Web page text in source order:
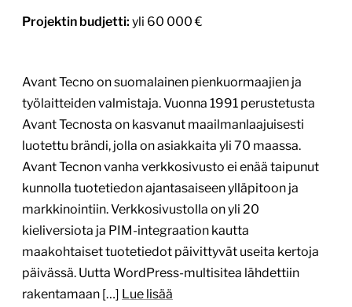
Projektin budjetti: yli 60 000 €
Avant Tecno on suomalainen pienkuormaajien ja
työlaitteiden valmistaja. Vuonna 1991 perustetusta
Avant Tecnosta on kasvanut maailmanlaajuisesti
luotettu brändi, jolla on asiakkaita yli 70 maassa.
Avant Tecnon vanha verkkosivusto ei enää taipunut
kunnolla tuotetiedon ajantasaiseen ylläpitoon ja
markkinointiin. Verkkosivustolla on yli 20
kieliversiota ja PIM-integraation kautta
maakohtaiset tuotetiedot päivittyvät useita kertoja
päivässä. Uutta WordPress-multisitea lähdettiin
rakentamaan […] Lue lisää